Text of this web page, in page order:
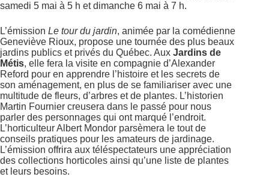
samedi 5 mai à 5 h et dimanche 6 mai à 7 h.
L’émission Le tour du jardin, animée par la comédienne
Geneviève Rioux, propose une tournée des plus beaux
jardins publics et privés du Québec. Aux Jardins de
Métis, elle fera la visite en compagnie d’Alexander
Reford pour en apprendre l’histoire et les secrets de
son aménagement, en plus de se familiariser avec une
multitude de fleurs, d’arbres et de plantes. L’historien
Martin Fournier creusera dans le passé pour nous
parler des personnages qui ont marqué l’endroit.
L’horticulteur Albert Mondor parsèmera le tout de
conseils pratiques pour les amateurs de jardinage.
L’émission offrira aux téléspectateurs une appréciation
des collections horticoles ainsi qu’une liste de plantes
et leurs besoins.